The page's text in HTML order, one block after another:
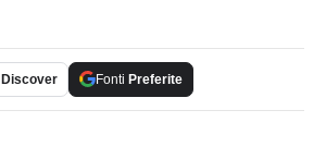
Discover Fonti Preferite